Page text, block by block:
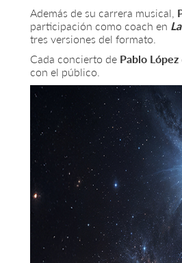
Además de su carrera musical,
participación como coach en
tres versiones del formato.
Cada concierto de Pablo López
con el público.